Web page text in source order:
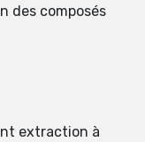
des composés
extraction à